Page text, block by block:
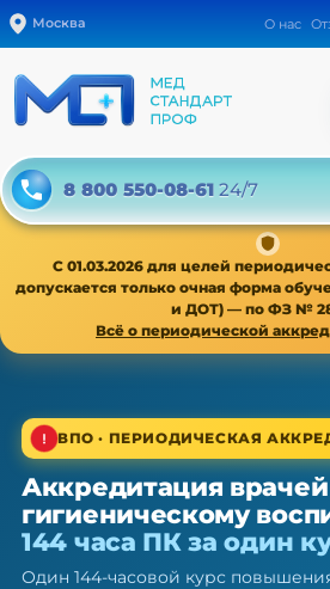
Москва О нас
8 800 550-08-61 24/7
С 01.03.2026 для целей
допускается только очная форма
и ДОТ) — по ФЗ №
Всё о периодической
ВПО · периодическая аккредитация ·
Аккредитация
гигиеническому
ч ПК за один курс
ВПО · ПЕРИОДИЧЕСКАЯ
Аккредитация
гигиеническому
144 часа ПК за один
Один 144-часовой курс